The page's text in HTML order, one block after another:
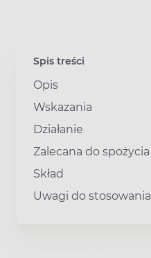
Spis treści
Opis
Wskazania
Działanie
Zalecana do
Skład
Uwagi do stosowania